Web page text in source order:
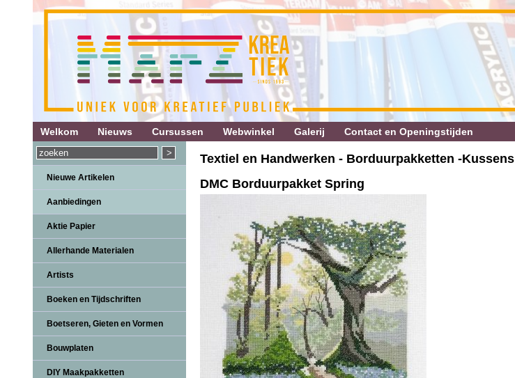
Welkom Nieuws Cursussen Webwinkel Galerij Contact en Openingstijden
Nieuwe Artikelen
Aanbiedingen
Aktie Papier
Allerhande Materialen
Artists
Boeken en Tijdschriften
Boetseren, Gieten en Vormen
Bouwplaten
DIY Maakpakketten
Textiel en Handwerken - Borduurpakketten ‐Kussens
DMC Borduurpakket Spring